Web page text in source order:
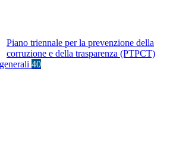
Piano triennale per la prevenzione della
corruzione e della trasparenza (PTPCT)
40